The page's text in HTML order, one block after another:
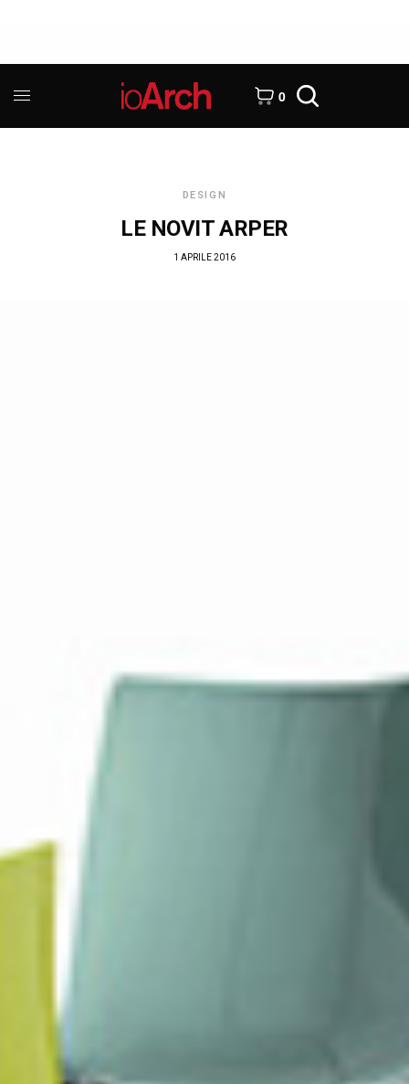
0
DESIGN
LE NOVIT ARPER
1 APRILE 2016